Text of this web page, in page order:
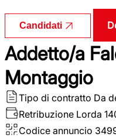
Candidati
Addetto/a
Montaggio
Tipo di contratto Da
Retribuzione Lorda
Codice annuncio